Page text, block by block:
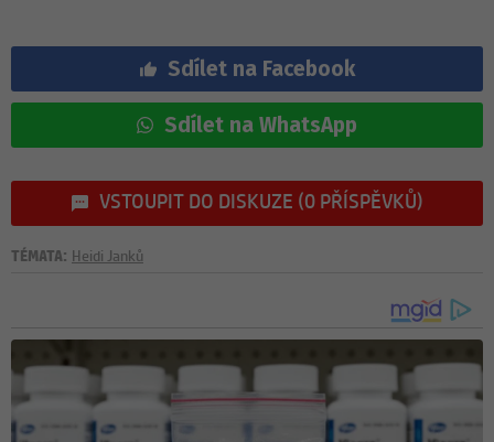
Sdílet na Facebook
Sdílet na WhatsApp
VSTOUPIT DO DISKUZE (0 PŘÍSPĚVKŮ)
TÉMATA: Heidi Janků